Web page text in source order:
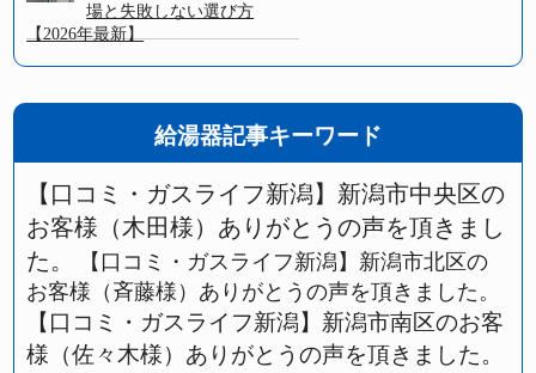
場と失敗しない選び方
【2026年最新】
給湯器記事キーワード
【口コミ・ガスライフ新潟】新潟市中央区の
お客様（木田様）ありがとうの声を頂きまし
た。
【口コミ・ガスライフ新潟】新潟市北区の
お客様（斉藤様）ありがとうの声を頂きました。
【口コミ・ガスライフ新潟】新潟市南区のお客
様（佐々木様）ありがとうの声を頂きました。